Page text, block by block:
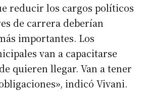
reducir los cargos políticos
de carrera deberían
importantes. Los
van a capacitarse
quieren llegar. Van a tener
indicó Vivani.